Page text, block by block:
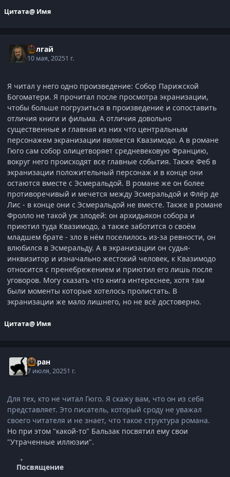
Цитата@ Имя
Балгай
10 мая, 20251 г.
Я читал у него одно произведение: Собор Парижской
Богоматери. Я прочитал после просмотра экранизации,
чтобы больше погрузиться в произведение и сопоставить
отличия книги и фильма. А отличия довольно
существенные и главная из них что центральным
персонажем экранизации является Квазимодо. А в романе
Гюго сам собор олицетворяет средневековую Францию,
вокруг него происходят все главные события. Также Феб в
экранизации положительный персонаж и в конце они
остаются вместе с Эсмеральдой. В романе же он более
противоречивый и мечется между Эсмеральдой и Флёр де
Лис - в конце они с Эсмеральдой не вместе. Также в романе
Фролло не такой уж злодей: он архидьякон собора и
приютил туда Квазимодо, а также заботится о своём
младшем брате - зло в нём поселилось из-за ревности, он
влюбился в Эсмеральду. А в экранизации он судья-
инквизитор и изначально жестокий человек, к Квазимодо
относится с пренебрежением и приютил его лишь после
уговоров. Могу сказать что книга интереснее, хотя там
были моменты которые хотелось пролистать. В
экранизации же мало лишнего, но не всё достоверно.
Цитата@ Имя
Хиран
7 июля, 20251 г.
Для тех, кто не читал Гюго. Я скажу вам, что он из себя
представляет. Это писатель, который сроду не уважал
своего читателя и не знает, что такое структура романа.
Но при этом "какой-то" Бальзак посвятил ему свои
"Утраченные иллюзии".
Посвящение